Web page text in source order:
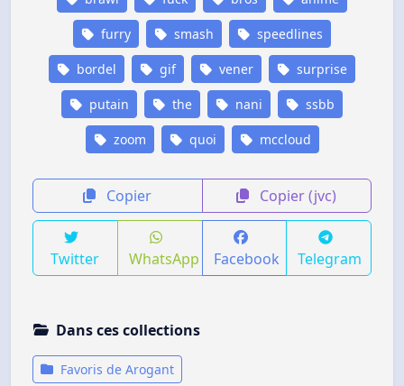
furry smash speedlines
bordel gif vener surprise
putain the nani ssbb
zoom quoi mccloud
Copier Copier (jvc)
Twitter WhatsApp Facebook Telegram
Dans ces collections
Favoris de Arogant